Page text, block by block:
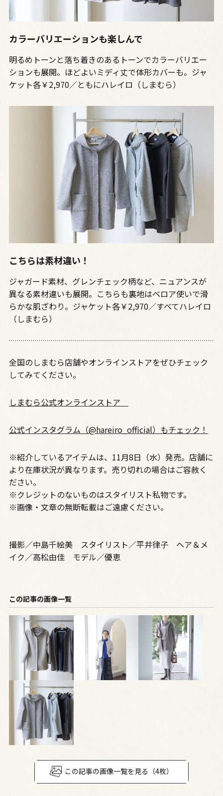
カラーバリエーションも楽しんで
明るめトーンと落ち着きのあるトーンでカラーバリエー
ションも展開。ほどよいミディ丈で体形カバーも。ジャ
ケット各￥2,970／ともにハレイロ（しまむら）
こちらは素材違い！
ジャガード素材、グレンチェック柄など、ニュアンスが
異なる素材違いも展開。こちらも裏地はベロア使いで滑
らかな肌ざわり。ジャケット各￥2,970／すべてハレイロ
（しまむら）
全国のしまむら店舗やオンラインストアをぜひチェック
してみてください。
しまむら公式オンラインストア
公式インスタグラム（@hareiro_official）もチェック！
※紹介しているアイテムは、11月8日（水）発売。店舗に
より在庫状況が異なります。売り切れの場合はご容赦く
ださい。
※クレジットのないものはスタイリスト私物です。
※画像・文章の無断転載はご遠慮ください。
撮影／中島千絵美 スタイリスト／平井律子 ヘア＆メ
イク／高松由佳 モデル／優恵
この記事の画像一覧
この記事の画像一覧を見る（4枚）